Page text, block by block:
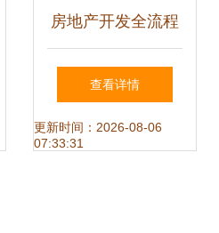
房地产开发全流程
与物业管理深度解
析
查看详情
更新时间：2026-08-06
07:33:31